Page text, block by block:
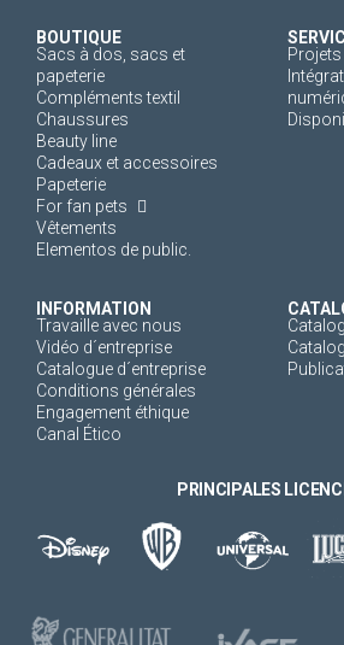
BOUTIQUE
Sacs à dos, sacs et
papeterie
Compléments textil
Chaussures
Beauty line
Cadeaux et accessoires
Papeterie
For fan pets
Vêtements
Elementos de public.
INFORMATION
Travaille avec nous
Vidéo d´entreprise
Catalogue d´entreprise
Conditions générales
Engagement éthique
Canal Ético
PRINCIPALES